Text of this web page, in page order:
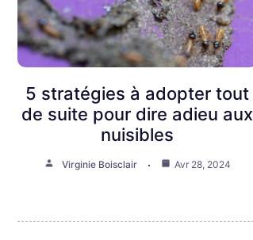
5 stratégies à adopter tout
de suite pour dire adieu aux
nuisibles
Virginie Boisclair Avr 28, 2024